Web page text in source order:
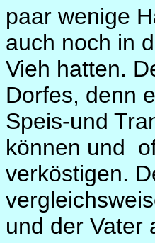
paar wenige
auch noch in
Vieh hatten.
Dorfes, denn
Speis-und
können und
verköstigen.
und der Vater